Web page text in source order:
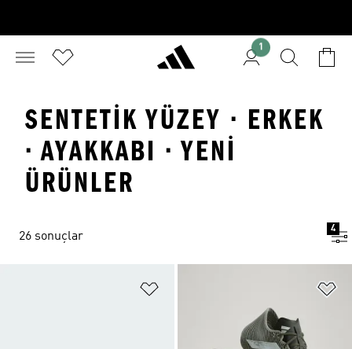
1
SENTETIK YÜZEY · ERKEK
· AYAKKABI · YENI
ÜRÜNLER
26 sonuçlar
4